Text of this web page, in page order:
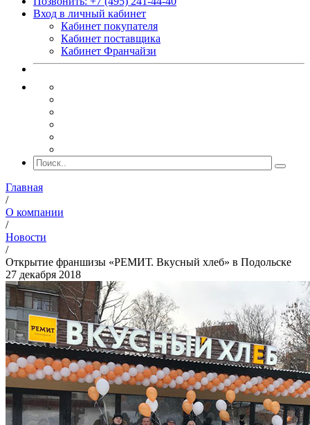
Вход в личный кабинет
Кабинет покупателя
Кабинет поставщика
Кабинет Франчайзи
Главная
/
О компании
/
Новости
/
Открытие франшизы «РЕМИТ. Вкусный хлеб» в Подольске
27 декабря 2018